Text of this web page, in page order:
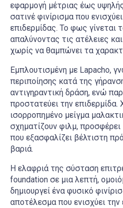
εφαρμογή μέτριας έως
σατινέ φινίρισμα που
επιδερμίδας. Το φως γίνεται
απαλύνοντας τις ατέλειες
χωρίς να θαμπώνει τα
Εμπλουτισμένη με Lapacho,
περιποίησης κατά της
αντιγηραντική δράση, ενώ
προστατεύει την επιδερμίδα.
ισορροπημένο μείγμα
σχηματίζουν φιλμ, προσφέρει
που εξασφαλίζει βέλτιστη
βαριά.
Η ελαφριά της σύσταση
foundation σε μια λεπτή,
δημιουργεί ένα φυσικό
αποτέλεσμα που ενισχύει